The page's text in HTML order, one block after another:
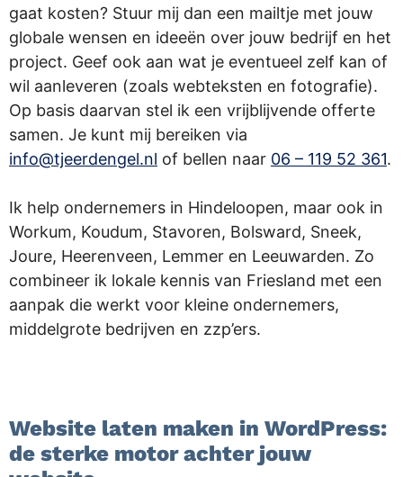
gaat kosten? Stuur mij dan een mailtje met jouw
globale wensen en ideeën over jouw bedrijf en het
project. Geef ook aan wat je eventueel zelf kan of
wil aanleveren (zoals webteksten en fotografie).
Op basis daarvan stel ik een vrijblijvende offerte
samen. Je kunt mij bereiken via
info@tjeerdengel.nl of bellen naar 06 – 119 52 361.
Ik help ondernemers in Hindeloopen, maar ook in
Workum, Koudum, Stavoren, Bolsward, Sneek,
Joure, Heerenveen, Lemmer en Leeuwarden. Zo
combineer ik lokale kennis van Friesland met een
aanpak die werkt voor kleine ondernemers,
middelgrote bedrijven en zzp’ers.
Website laten maken in WordPress:
de sterke motor achter jouw